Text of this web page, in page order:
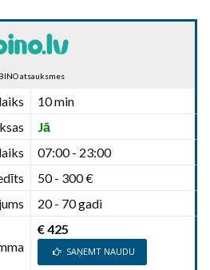
BINO atsauksmes
10 min
Jā
07:00 - 23:00
50 - 300 €
20 - 70 gadi
€ 425
SAŅEMT NAUDU